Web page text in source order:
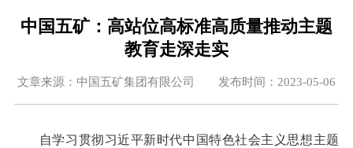
中国五矿：高站位高标准高质量推动主题
教育走深走实
文章来源：中国五矿集团有限公司 发布时间：2023-05-06
自学习贯彻习近平新时代中国特色社会主义思想主题